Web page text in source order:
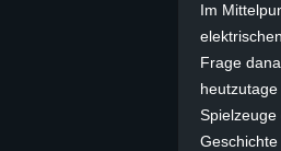
c
h
n
Im
Frage